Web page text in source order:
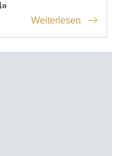
Weiterlesen